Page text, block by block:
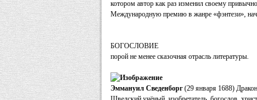
котором автор как раз изменил своему
Международную премию в жанре «фэнтези»,
БОГОСЛОВИЕ
порой не менее сказочная отрасль литературы.
Эммануил Сведенборг(29 января 1688)